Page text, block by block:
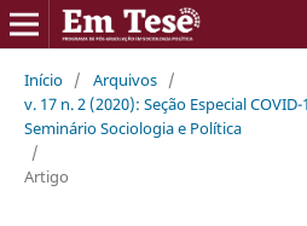
Início / Arquivos /
v. 17 n. 2 (2020): Seção Especial
Seminário Sociologia e Política
/
Artigo